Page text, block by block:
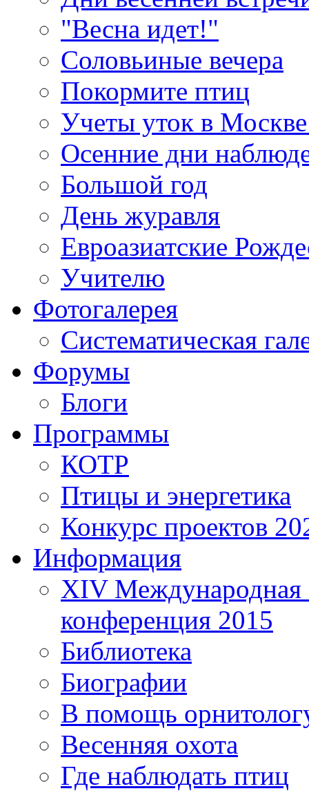
"Весна идет!"
Соловьиные вечера
Покормите птиц
Учеты уток в
Осенние дни
Большой год
День журавля
Евроазиатские
Учителю
Фотогалерея
Систематическая
Форумы
Блоги
Программы
КОТР
Птицы и энергетика
Конкурс проектов
Информация
XIV Международная
конференция 2015
Библиотека
Биографии
В помощь
Весенняя охота
Где наблюдать птиц